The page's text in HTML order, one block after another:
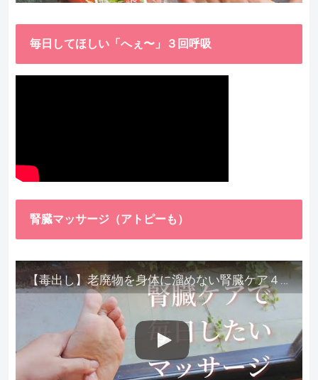
毎日してほしい「へぇ〜」３回呼吸
腎臓マッサージ（アトピーも）
【毒出し】老廃物を身体に溜めない腎臓ケア４種をご紹介します。